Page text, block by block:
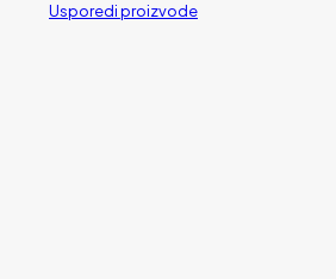
Usporedi proizvode